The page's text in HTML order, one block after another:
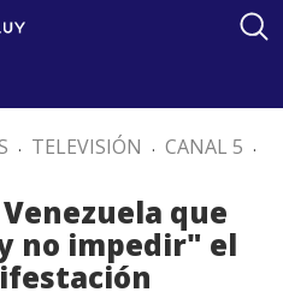
. TELEVISIÓN . CANAL 5 .
que
no impedir" el